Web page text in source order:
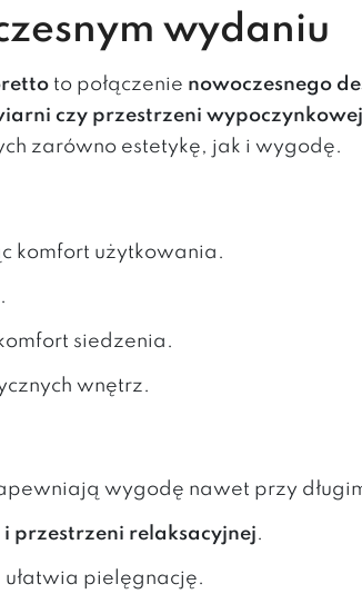
wydaniu
to połączenie nowoczesnego
czy przestrzeni wypoczynkowej
zarówno estetykę, jak i wygodę.
komfort użytkowania.
siedzenia.
wnętrz.
wygodę nawet przy
przestrzeni relaksacyjnej.
pielęgnację.